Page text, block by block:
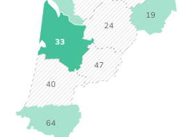
19
24
33
40
47
64